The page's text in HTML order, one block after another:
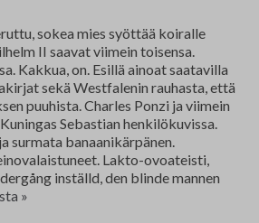
sokea mies syöttää koiralle
II saavat viimein toisensa.
Kakkua, on. Esillä ainoat saatavilla
sekä Westfalenin rauhasta, että
puuhista. Charles Ponzi ja viimein
Sebastian henkilökuvissa.
surmata banaanikärpänen.
Lakto-ovoateisti,
inställd, den blinde mannen
Tuukka
»